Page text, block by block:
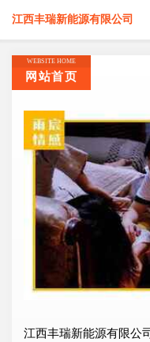
江西丰瑞新能源有限公司
WEBSITE HOME
网站首页
江西丰瑞新能源有限公